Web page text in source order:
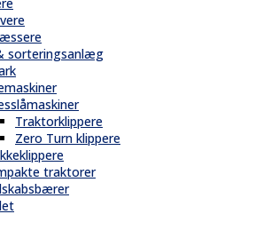
sorteringsanlæg
Traktorklippere
Zero Turn klippere
traktorer